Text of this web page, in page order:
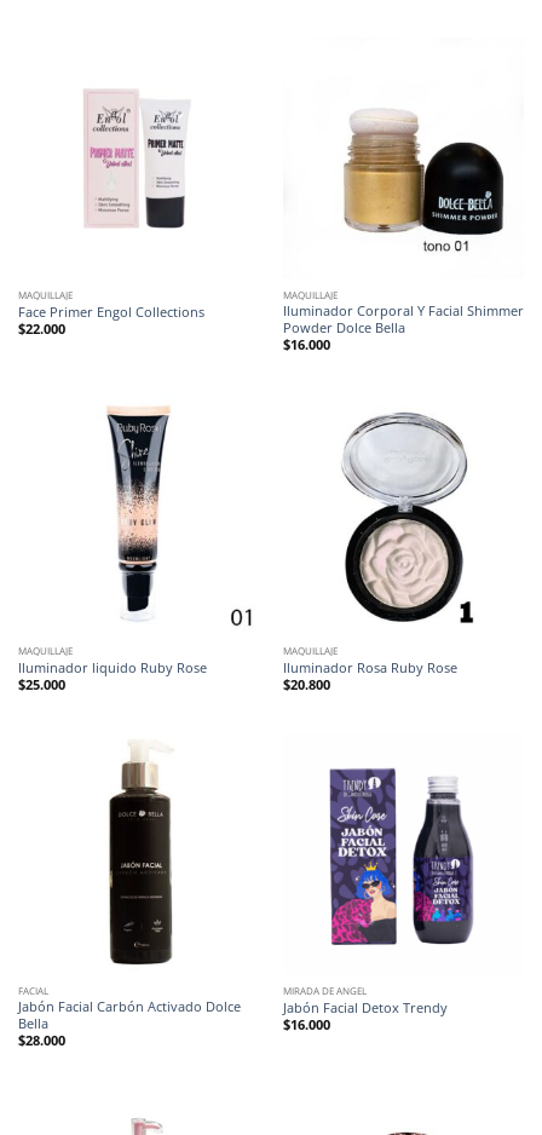
MAQUILLAJE
Face Primer Engol Collections
$22.000
MAQUILLAJE
Iluminador Corporal Y Facial Shimmer
Powder Dolce Bella
$16.000
MAQUILLAJE
Iluminador liquido Ruby Rose
$25.000
MAQUILLAJE
Iluminador Rosa Ruby Rose
$20.800
FACIAL
Jabón Facial Carbón Activado Dolce
Bella
$28.000
MIRADA DE ANGEL
Jabón Facial Detox Trendy
$16.000